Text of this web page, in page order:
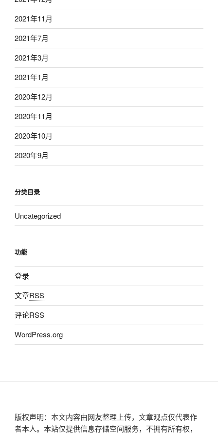
2021年11月
2021年7月
2021年3月
2021年1月
2020年12月
2020年11月
2020年10月
2020年9月
分类目录
Uncategorized
功能
登录
文章RSS
评论RSS
WordPress.org
版权声明：本文内容由网友整理上传，文章观点仅代表作
者本人。本站仅提供信息存储空间服务，不拥有所有权，